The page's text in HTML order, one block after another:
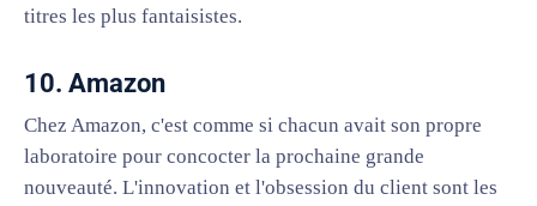
titres les plus fantaisistes.
10. Amazon
Chez Amazon, c'est comme si chacun avait son propre
laboratoire pour concocter la prochaine grande
nouveauté. L'innovation et l'obsession du client sont les